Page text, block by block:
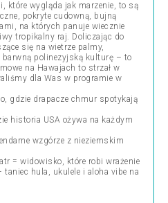
które wygląda jak marzenie, to są
pokryte cudowną, bujną
na których panuje wiecznie
tropikalny raj. Doliczając do
się na wietrze palmy,
polinezyjską kulturę – to
na Hawajach to strzał w
dla Was w programie w
gdzie drapacze chmur spotykają
historia USA ożywa na każdym
wzgórze z nieziemskim
= widowisko, które robi wrażenie
hula, ukulele i aloha vibe na